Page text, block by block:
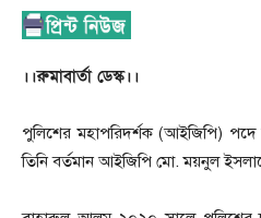
।।রুমাবার্তা ডেস্ক।।
পুলিশের মহাপরিদর্শক (আইজিপি)
তিনি বর্তমান আইজিপি মো. ময়নুল